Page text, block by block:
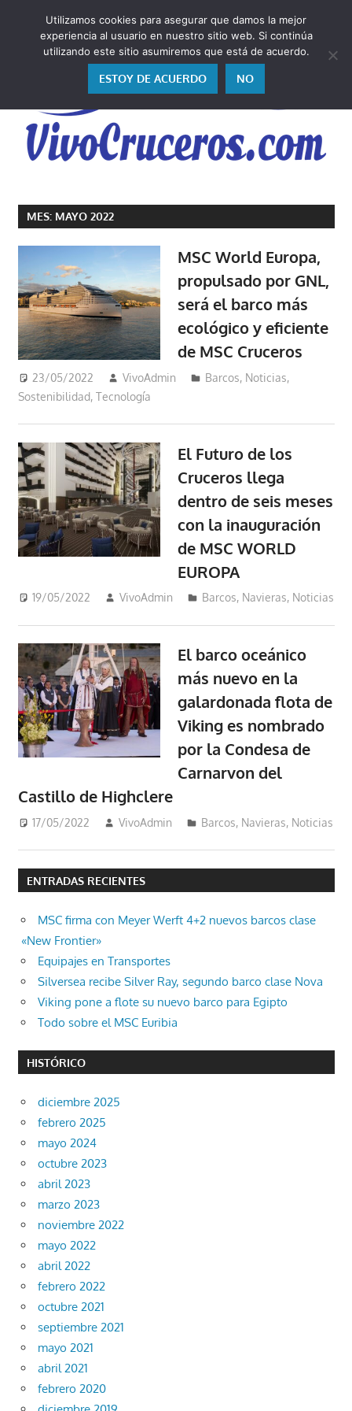
contenido
cruceros
los
vivo,
los
cuento
MES: MAYO 2022
MSC World Europa,
propulsado por GNL,
será el barco más
ecológico y eficiente
de MSC Cruceros
23/05/2022 VivoAdmin Barcos, Noticias,
Sostenibilidad, Tecnología
El Futuro de los
Cruceros llega
dentro de seis meses
con la inauguración
de MSC WORLD
EUROPA
19/05/2022 VivoAdmin Barcos, Navieras, Noticias
El barco oceánico
más nuevo en la
galardonada flota de
Viking es nombrado
por la Condesa de
Carnarvon del
Castillo de Highclere
17/05/2022 VivoAdmin Barcos, Navieras, Noticias
ENTRADAS RECIENTES
MSC firma con Meyer Werft 4+2 nuevos barcos clase
«New Frontier»
Equipajes en Transportes
Silversea recibe Silver Ray, segundo barco clase Nova
Viking pone a flote su nuevo barco para Egipto
Todo sobre el MSC Euribia
HISTÓRICO
diciembre 2025
febrero 2025
mayo 2024
octubre 2023
abril 2023
marzo 2023
noviembre 2022
mayo 2022
abril 2022
febrero 2022
octubre 2021
septiembre 2021
mayo 2021
abril 2021
febrero 2020
Utilizamos cookies para asegurar que damos la mejor
experiencia al usuario en nuestro sitio web. Si continúa
utilizando este sitio asumiremos que está de acuerdo.
ESTOY DE ACUERDO NO